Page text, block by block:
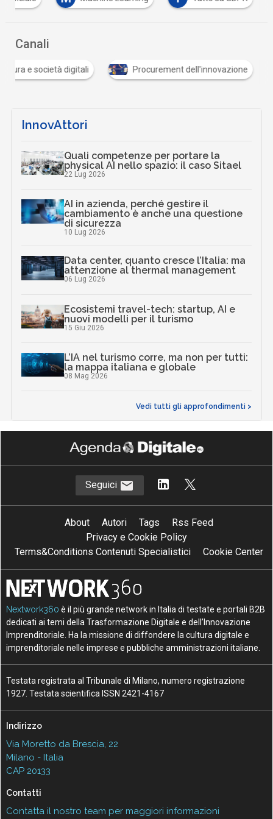
Canali
e società digitali Procurement dell'innovazione
InnovAttori
Quali competenze per portare la
physical AI nello spazio: il caso Sitael
22 Lug 2026
AI in azienda, perché gestire il
cambiamento è anche una questione
di sicurezza
10 Lug 2026
Data center, quanto cresce l’Italia: ma
attenzione al thermal management
06 Lug 2026
Ecosistemi travel-tech: startup, AI e
nuovi modelli per il turismo
15 Giu 2026
L’IA nel turismo corre, ma non per tutti:
la mappa italiana e globale
08 Mag 2026
Vedi tutti gli approfondimenti >
Seguici
About Autori Tags
Rss Feed
Privacy e Cookie Policy
Terms&Conditions Contenuti Specialistici
Cookie Center
Nextwork360 è il più grande network in Italia di testate e portali B2B
dedicati ai temi della Trasformazione Digitale e dell’Innovazione
Imprenditoriale. Ha la missione di diffondere la cultura digitale e
imprenditoriale nelle imprese e pubbliche amministrazioni italiane.
Testata registrata al Tribunale di Milano, numero registrazione
1927. Testata scientifica ISSN 2421-4167
Indirizzo
Via Moretto da Brescia, 22
Milano - Italia
CAP 20133
Contatti
Contatta il nostro team per maggiori informazioni